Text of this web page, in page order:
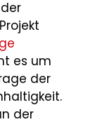
es um
der
der